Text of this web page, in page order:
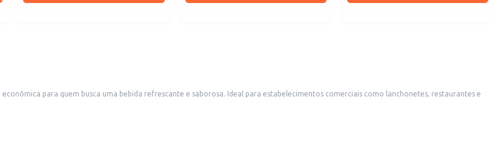
para quem busca uma bebida refrescante e saborosa. Ideal para estabelecimentos comerciais como lanchonetes, restaurantes e